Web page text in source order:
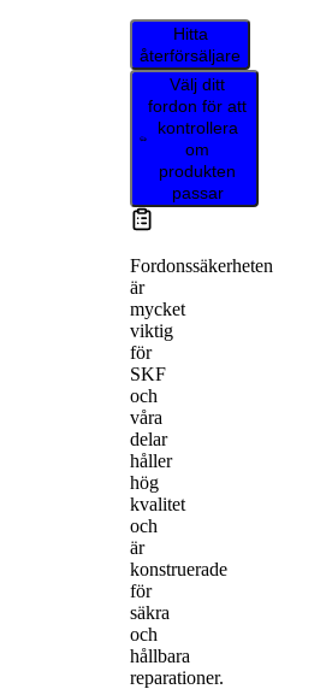
Hitta
återförsäljare
Välj ditt
fordon för att
kontrollera
om
produkten
passar
Fordonssäkerheten
är
mycket
viktig
för
SKF
och
våra
delar
håller
hög
kvalitet
och
är
konstruerade
för
säkra
och
hållbara
reparationer.